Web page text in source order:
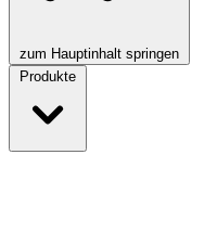
zum Hauptinhalt springen
Produkte